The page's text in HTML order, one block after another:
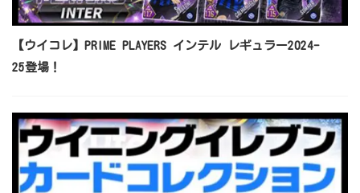
【ウイコレ】PRIME PLAYERS インテル レギュラー2024-
25登場！